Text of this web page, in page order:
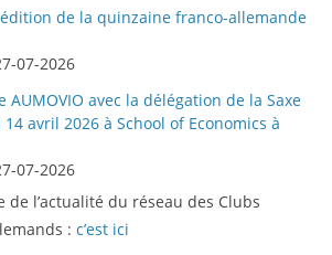
de la quinzaine franco-allemande
07-2026
AUMOVIO avec la délégation de la Saxe
avril 2026 à School of Economics à
07-2026
de l’actualité du réseau des Clubs
: c’est ici